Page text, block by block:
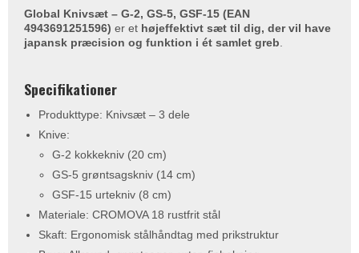
Global Knivsæt – G-2, GS-5, GSF-15 (EAN
4943691251596) er et højeffektivt sæt til dig, der vil have
japansk præcision og funktion i ét samlet greb
Specifikationer
Produkttype: Knivsæt – 3 dele
Knive:
G-2 kokkekniv (20 cm)
GS-5 grøntsagskniv (14 cm)
GSF-15 urtekniv (8 cm)
Materiale: CROMOVA 18 rustfrit stål
Skaft: Ergonomisk stålhåndtag med prikstruktur